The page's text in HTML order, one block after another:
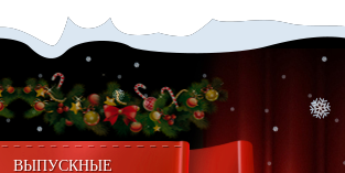
ВЫПУСКНЫЕ